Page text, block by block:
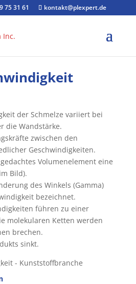
75 31 61 kontakt@plexpert.de
der Schmelze variiert bei
die Wandstärke.
zwischen den
Geschwindigkeiten.
Volumenelement eine
Bild).
des Winkels (Gamma)
bezeichnet.
führen zu einer
molekularen Ketten werden
brechen.
sinkt.